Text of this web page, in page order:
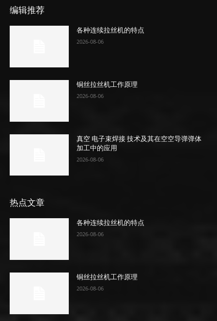
编辑推荐
各种连续拉丝机的特点
2026-08-06
铜丝拉丝机工作原理
2026-08-06
真空 电子束焊接 技术及其在空空导弹弹体
加工中的应用
2026-08-06
热点文章
各种连续拉丝机的特点
2026-08-06
铜丝拉丝机工作原理
2026-08-06